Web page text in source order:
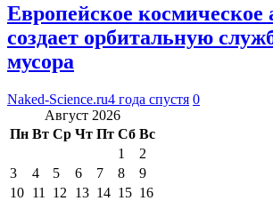
Европейское космическое
создает орбитальную
мусора
Naked-Science.ru4 года спустя 0
Август 2026
Пн Вт Ср Чт Пт Сб Вс
1
2
3
4 5 6 7 8
9
10 11 12 13 14 15 16